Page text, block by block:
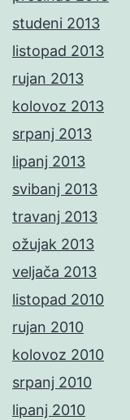
studeni 2013
listopad 2013
rujan 2013
kolovoz 2013
srpanj 2013
lipanj 2013
svibanj 2013
travanj 2013
ožujak 2013
veljača 2013
listopad 2010
rujan 2010
kolovoz 2010
srpanj 2010
lipanj 2010